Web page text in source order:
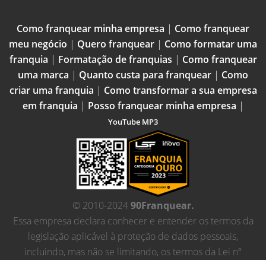
Como franquear minha empresa | Como franquear
meu negócio | Quero franquear | Como formatar uma
franquia | Formatação de franquias | Como franquear
uma marca | Quanto custa para franquear | Como
criar uma franquia | Como transformar a sua empresa
em franquia | Posso franquear minha empresa |
YouTube MP3
© 2010-202490Franquear.
Essa empresa declara conhecer e entender os termos da
legislação aplicável à proteção de dados pessoais,
incluindo, mas não se limitando, os termos da Lei nº